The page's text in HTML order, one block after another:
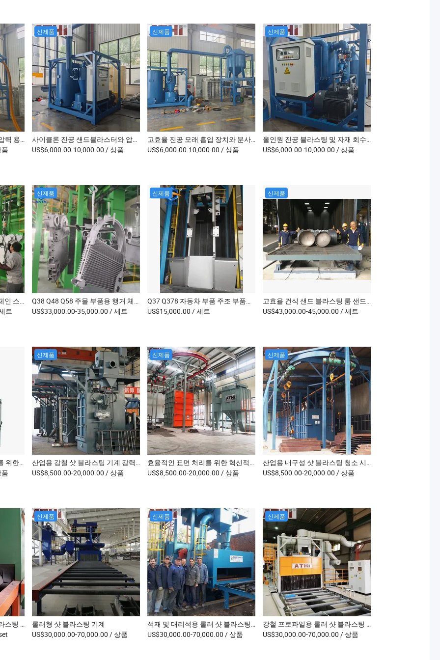
자동화 진공 연마 분사기와 압력 용기
신제품
사이클론 진공 샌드블라스터와 압력 탱크
US$6,000.00-10,000.00 / 상품
신제품
고효율 진공 모래 흡입 장치와 분사기
US$6,000.00-10,000.00 / 상품
신제품
올인원 진공 블라스팅 및 자재 회수 시스템
US$6,000.00-10,000.00 / 상품
Q38 Q48 주물 부품용 행거 체인 스테핑 타입 샷 블라스팅 청소 기계
트
신제품
Q38 Q48 Q58 주물 부품용 행거 체인 스테핑 타입 연마 샷 블라스팅 청소 기계
US$33,000.00-35,000.00 / 세트
신제품
Q37 Q378 자동차 부품 주조 부품용 회전 행거 훅 타입 샷 블라스팅 기계 중국 제조
US$15,000.00 / 세트
신제품
고효율 건식 샌드 블라스팅 룸 샌드 블라스팅 부스 샌드 블라스팅 챔버 제조
US$43,000.00-45,000.00 / 세트
Q32 최적의 배치 표면 처리를 위한 시리즈 텀블 벨트 샷 블라스팅 시스템
신제품
산업용 강철 샷 블라스팅 기계 강력한 후크 디자인
US$8,500.00-20,000.00 / 상품
신제품
효율적인 표면 처리를 위한 혁신적인 지능형 샷 블라스팅 장비
US$8,500.00-20,000.00 / 상품
신제품
산업용 내구성 샷 블라스팅 청소 시스템
US$8,500.00-20,000.00 / 상품
롤러 컨베이어가 있는 샷 블라스팅 기계
신제품
롤러형 샷 블라스팅 기계
US$30,000.00-70,000.00 / 상품
신제품
석재 및 대리석용 롤러 샷 블라스팅 기계
US$30,000.00-70,000.00 / 상품
신제품
강철 프로파일용 롤러 샷 블라스팅 기계
US$30,000.00-70,000.00 / 상품